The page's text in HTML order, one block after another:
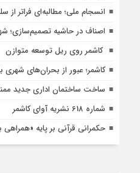
انسجام ملی؛ مطالبه‌ای فراتر از
اصناف در حاشیه تصمیم‌سازی؛
کاشمر روی ریل توسعه متوازن
کاشمر؛ عبور از بحران‌های شهری
ساخت ساختمان اداری جدید
شماره 618 نشریه آوای کاشمر
حکمرانی قرآنی بر پایه